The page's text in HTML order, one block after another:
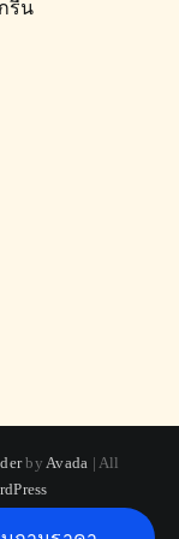
รีน
byAvada | All